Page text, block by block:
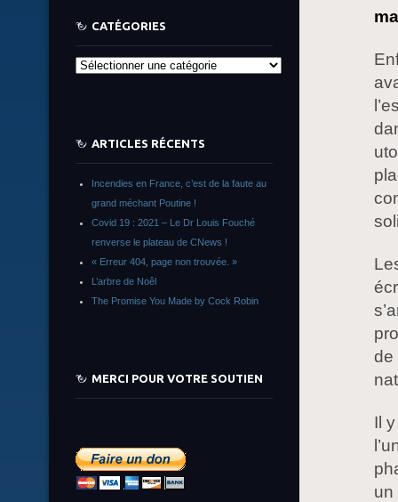
de
Il
un
CATÉGORIES
Catégories
ARTICLES RÉCENTS
Incendies en France, c’est de la faute au
grand méchant Poutine !
Covid 19 : 2021 – Le Dr Louis Fouché
renverse le plateau de CNews !
« Erreur 404, page non trouvée. »
L’arbre de Noêl
The Promise You Made by Cock Robin
MERCI POUR VOTRE SOUTIEN